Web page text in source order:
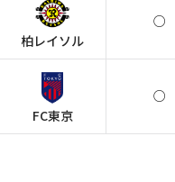
柏レイソル
○
FC東京
○